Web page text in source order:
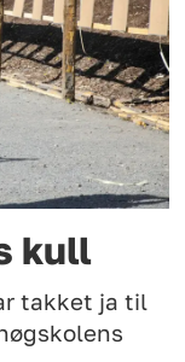
kull
takket ja til